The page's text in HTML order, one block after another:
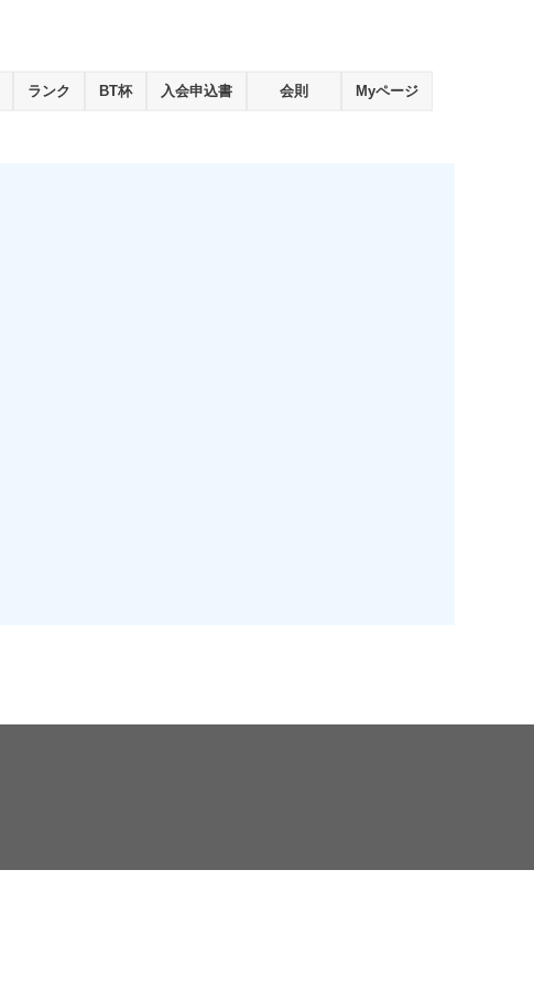
ランク BT杯 入会申込書 会則 Myページ